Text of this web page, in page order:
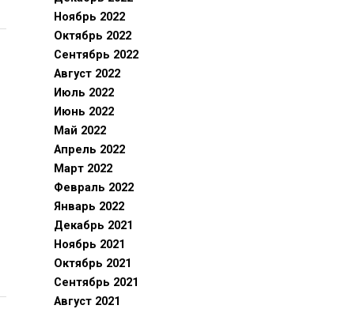
Ноябрь 2022
Октябрь 2022
Сентябрь 2022
Август 2022
Июль 2022
Июнь 2022
Май 2022
Апрель 2022
Март 2022
Февраль 2022
Январь 2022
Декабрь 2021
Ноябрь 2021
Октябрь 2021
Сентябрь 2021
Август 2021